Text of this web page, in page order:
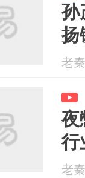
孙
扬
老
夜
行
老